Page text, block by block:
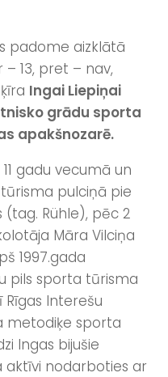
padome aizklātā
13, pret – nav,
Ingai Liepiņai
grādu sporta
apakšnozarē.
gadu vecumā un
pulciņā pie
(tag. Rühle), pēc 2
Māra Vilciņa
1997.gada
pils sporta tūrisma
Interešu
metodiķe sporta
Ingas bijušie
aktīvi nodarboties ar